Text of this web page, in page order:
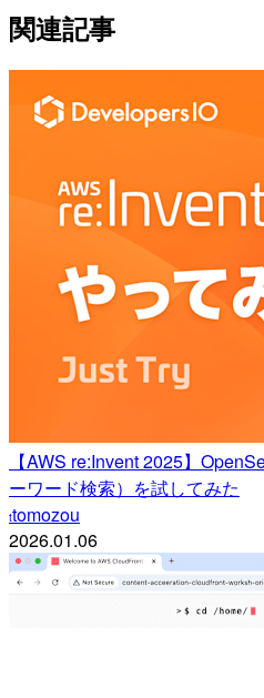
関連記事
【AWS re:Invent 2025】
ーワード検索）を試してみた
ttomozou
2026.01.06